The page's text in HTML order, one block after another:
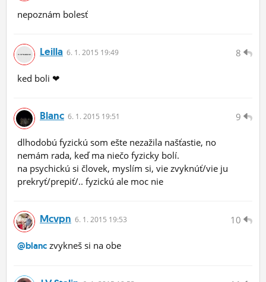
nepoznám bolesť
8
Leilla 6. 1. 2015 19:49
ked boli ❤
9
Blanc 6. 1. 2015 19:51
dlhodobú fyzickú som ešte nezažila našťastie, no
nemám rada, keď ma niečo fyzicky bolí.
na psychickú si človek, myslím si, vie zvyknúť/vie ju
prekryť/prepiť/.. fyzickú ale moc nie
10
Mcvpn 6. 1. 2015 19:53
@blanc zvykneš si na obe